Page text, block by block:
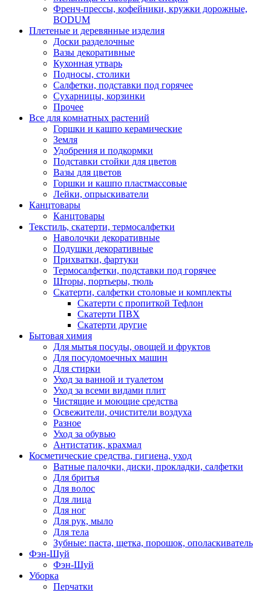
Френч-прессы, кофейники, кружки дорожные,
BODUM
Плетеные и деревянные изделия
Доски разделочные
Вазы декоративные
Кухонная утварь
Подносы, столики
Салфетки, подставки под горячее
Сухарницы, корзинки
Прочее
Все для комнатных растений
Горшки и кашпо керамические
Земля
Удобрения и подкормки
Подставки стойки для цветов
Вазы для цветов
Горшки и кашпо пластмассовые
Лейки, опрыскиватели
Канцтовары
Канцтовары
Текстиль, скатерти, термосалфетки
Наволочки декоративные
Подушки декоративные
Прихватки, фартуки
Термосалфетки, подставки под горячее
Шторы, портьеры, тюль
Скатерти, салфетки столовые и комплекты
Скатерти с пропиткой Тефлон
Скатерти ПВХ
Скатерти другие
Бытовая химия
Для мытья посуды, овощей и фруктов
Для посудомоечных машин
Для стирки
Уход за ванной и туалетом
Уход за всеми видами плит
Чистящие и моющие средства
Освежители, очистители воздуха
Разное
Уход за обувью
Антистатик, крахмал
Косметические средства, гигиена, уход
Ватные палочки, диски, прокладки, салфетки
Для бритья
Для волос
Для лица
Для ног
Для рук, мыло
Для тела
Зубные: паста, щетка, порошок, ополаскиватель
Фэн-Шуй
Фэн-Шуй
Уборка
Перчатки